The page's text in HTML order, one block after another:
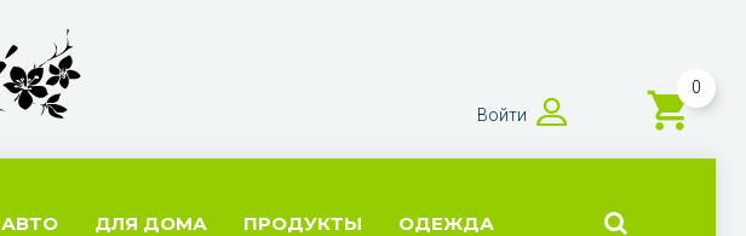
0
Войти
АВТО ДЛЯ ДОМА ПРОДУКТЫ ОДЕЖДА